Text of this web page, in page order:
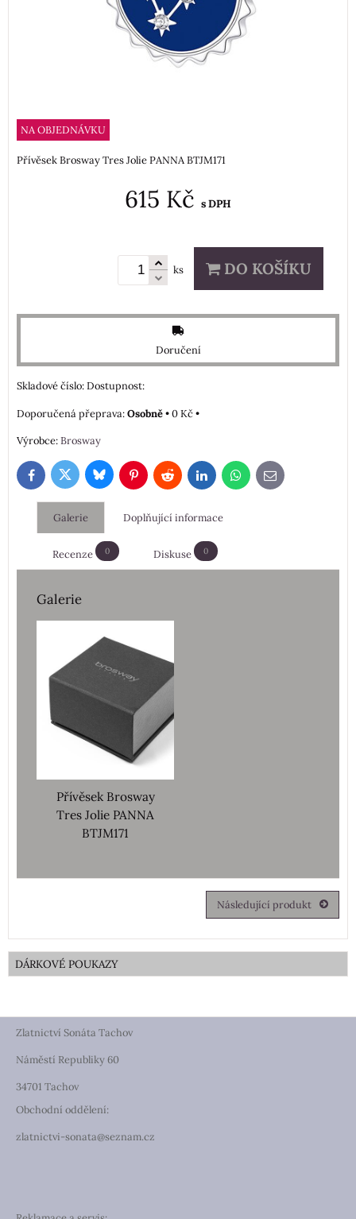
NA OBJEDNÁVKU
Přívěsek Brosway Tres Jolie PANNA BTJM171
615 Kč s DPH
ks DO KOŠÍKU
Doručení
Skladové číslo:Dostupnost:
Osobně•0 Kč•
Výrobce:Brosway
FacebookTwitterBlueskyPinterestRedditLinkedInWhatsApp
E-
mail
Galerie Doplňující informace
Recenze 0 Diskuse 0
Galerie
Přívěsek Brosway
Tres Jolie PANNA
BTJM171
Následující produkt
DÁRKOVÉ POUKAZY
Zlatnictví Sonáta Tachov
Náměstí Republiky 60
34701 Tachov
Obchodní oddělení:
zlatnictvi-sonata@seznam.cz